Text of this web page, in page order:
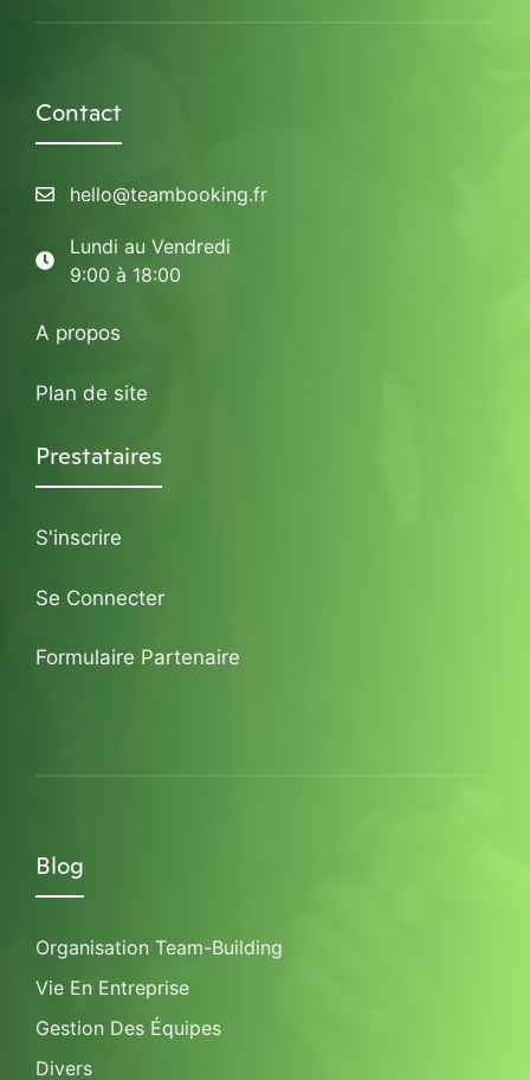
Contact
hello@teambooking.fr
Lundi au Vendredi
9:00 à 18:00
A propos
Plan de site
Prestataires
S'inscrire
Se Connecter
Formulaire Partenaire
Blog
Organisation Team-Building
Vie En Entreprise
Gestion Des Équipes
Divers